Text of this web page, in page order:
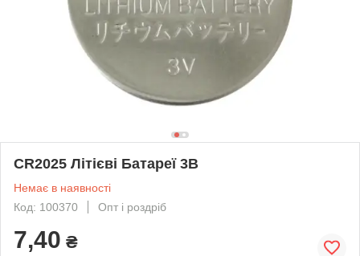
CR2025 Літієві Батареї 3В
Немає в наявності
Код: 100370
Опт і роздріб
7,40 ₴